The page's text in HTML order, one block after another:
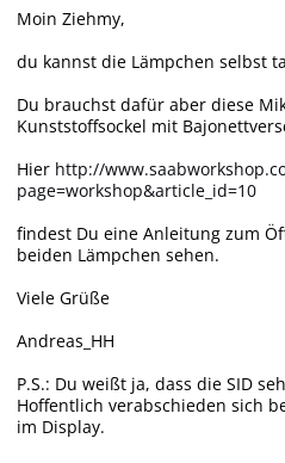
Moin Ziehmy,
du kannst die Lämpchen selbst
Du brauchst dafür aber diese
Kunststoffsockel mit
Hier http://
page=workshop&article_id=10
findest Du eine Anleitung zum
beiden Lämpchen sehen.
Viele Grüße
Andreas_HH
P.S.: Du weißt ja, dass die SID
Hoffentlich verabschieden sich
im Display.